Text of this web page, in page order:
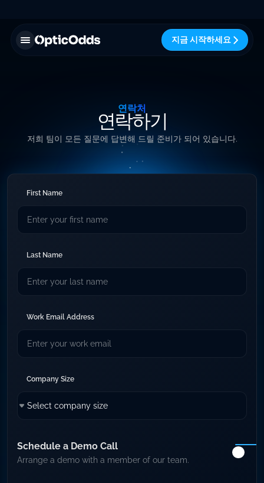
지금 시작하세요
연락처
연락하기
저희 팀이 모든 질문에 답변해 드릴 준비가 되어 있습니다.
First Name
Last Name
Work Email Address
Company Size
Company
Schedule a Demo Call
Arrange a demo with a member of our team.